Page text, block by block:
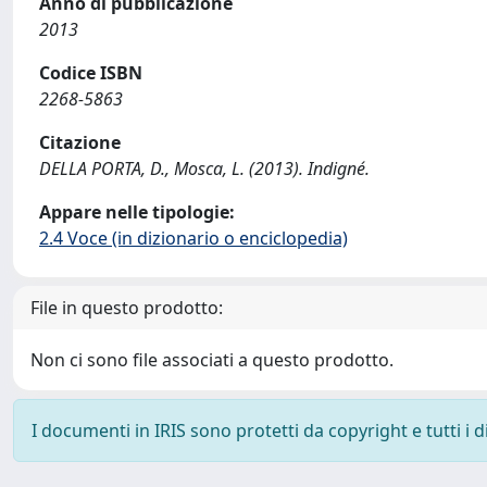
2013
Codice ISBN
2268-5863
Citazione
DELLA PORTA, D., Mosca, L. (2013). Indigné.
Appare nelle tipologie:
2.4 Voce (in dizionario o enciclopedia)
File in questo prodotto:
Non ci sono file associati a questo prodotto.
I documenti in IRIS sono protetti da copyright e tutti i